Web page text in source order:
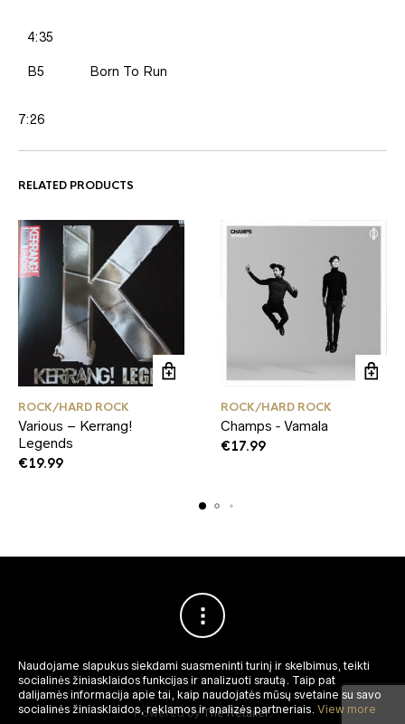
4:35
B5 Born To Run
7:26
RELATED PRODUCTS
ROCK/HARD ROCK
Various – Kerrang!
Legends
€19.99
ROCK/HARD ROCK
Champs ‑ Vamala
€17.99
Powered byThe Retailer.
Naudojame slapukus siekdami suasmeninti turinį ir skelbimus, teikti
socialinės žiniasklaidos funkcijas ir analizuoti srautą. Taip pat
dalijamės informacija apie tai, kaip naudojatės mūsų svetaine su savo
socialinės žiniasklaidos, reklamos ir analizės partneriais. View more